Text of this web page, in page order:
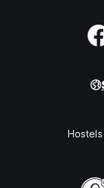
Hostels